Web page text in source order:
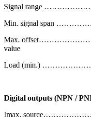
Signal range
Min. signal span
Max.
value
Load (min.)
Digital outputs (NPN /
Imax.